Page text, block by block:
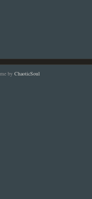
by ChaoticSoul